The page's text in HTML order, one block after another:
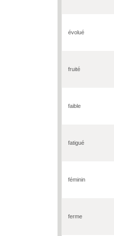
évolué
fruité
faible
fatigué
féminin
ferme